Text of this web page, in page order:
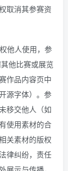
取消其参赛资
他人使用，参
他比赛或展览
作品内容页中
源字体）。参
移交他人（如
使用素材的合
关素材的版权
律纠纷，责任